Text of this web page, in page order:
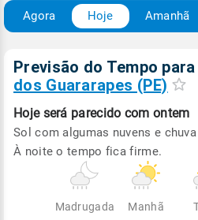
Agora Hoje Amanhã
Previsão do Tempo
dos Guararapes (PE)
Hoje será parecido com ontem
Sol com algumas nuvens e
À noite o tempo fica firme.
Madrugada Manhã